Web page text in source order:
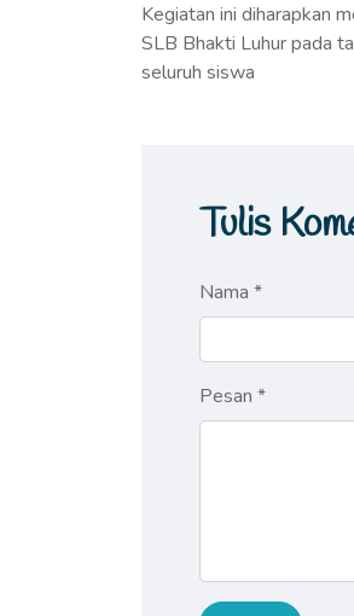
Kegiatan ini diharapkan
SLB Bhakti Luhur pada
seluruh siswa
Tulis
Nama *
Pesan *